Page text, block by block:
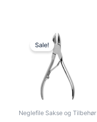
Sale!
Neglefile Sakse og Tilbehør
Original
price
was:
199,95 kr..